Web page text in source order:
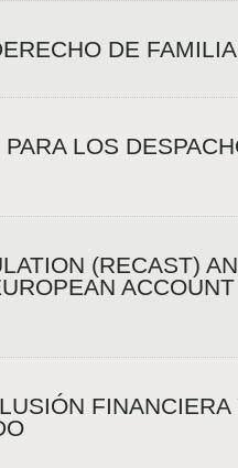
DE FAMILIA
LOS
(RECAST)